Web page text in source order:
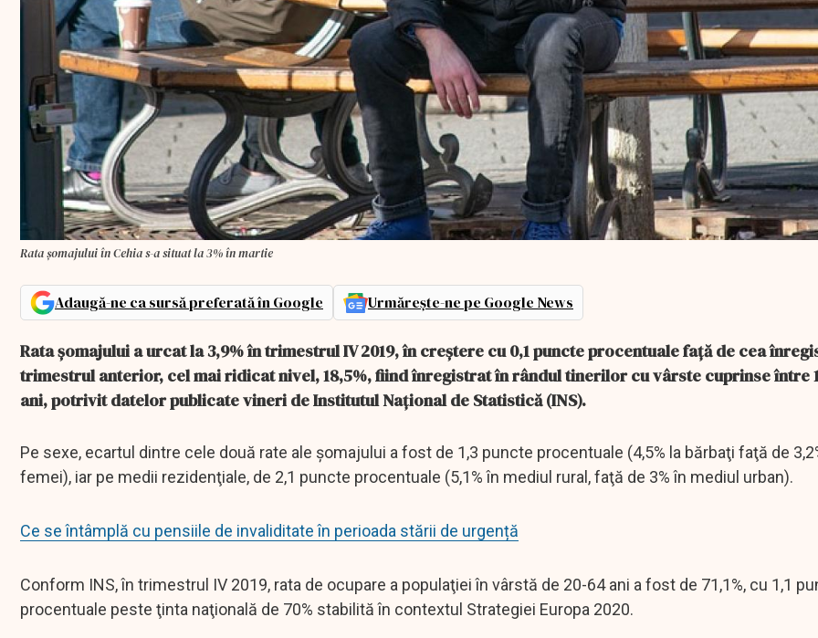
Rata şomajului în Cehia s-a situat la 3% în martie
Adaugă-ne ca sursă preferată în Google Urmărește-ne pe Google News
Rata şomajului a urcat la 3,9% în trimestrul IV 2019, în creştere cu 0,1 puncte procentuale faţă de cea
trimestrul anterior, cel mai ridicat nivel, 18,5%, fiind înregistrat în rândul tinerilor cu vârste cuprinse între
ani, potrivit datelor publicate vineri de Institutul Naţional de Statistică (INS).
Pe sexe, ecartul dintre cele două rate ale şomajului a fost de 1,3 puncte procentuale (4,5% la bărbaţi faţă de
femei), iar pe medii rezidenţiale, de 2,1 puncte procentuale (5,1% în mediul rural, faţă de 3% în mediul urban).
Ce se întâmplă cu pensiile de invaliditate în perioada stării de urgență
Conform INS, în trimestrul IV 2019, rata de ocupare a populaţiei în vârstă de 20-64 ani a fost de 71,1%, cu 1,1
procentuale peste ţinta naţională de 70% stabilită în contextul Strategiei Europa 2020.